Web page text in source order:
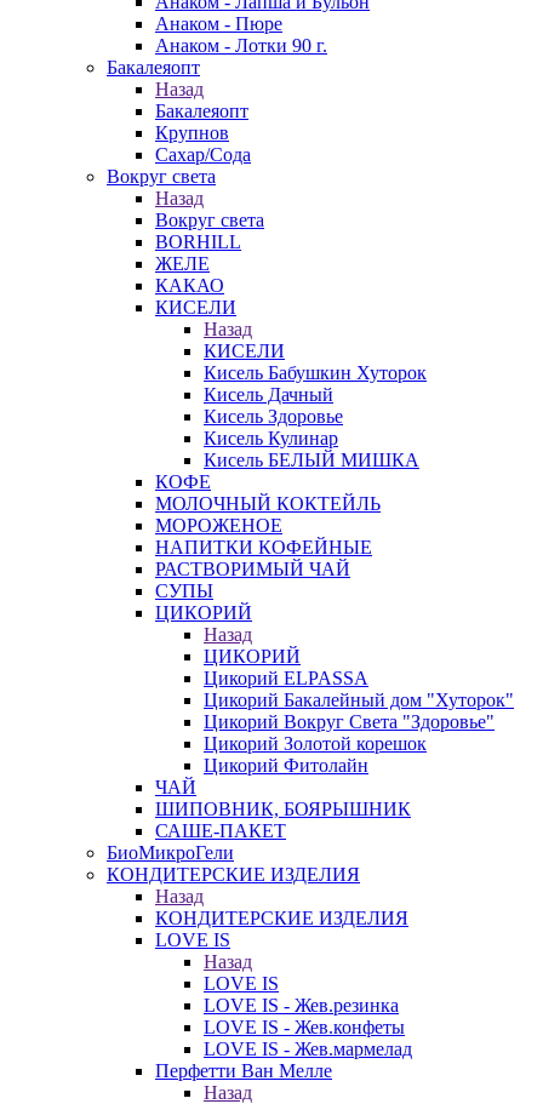
Анаком - Пюре
Анаком - Лотки 90 г.
Бакалеяопт
Назад
Бакалеяопт
Крупнов
Сахар/Сода
Вокруг света
Назад
Вокруг света
BORHILL
ЖЕЛЕ
КАКАО
КИСЕЛИ
Назад
КИСЕЛИ
Кисель Бабушкин Хуторок
Кисель Дачный
Кисель Здоровье
Кисель Кулинар
Кисель БЕЛЫЙ МИШКА
КОФЕ
МОЛОЧНЫЙ КОКТЕЙЛЬ
МОРОЖЕНОЕ
НАПИТКИ КОФЕЙНЫЕ
РАСТВОРИМЫЙ ЧАЙ
СУПЫ
ЦИКОРИЙ
Назад
ЦИКОРИЙ
Цикорий ELPASSA
Цикорий Бакалейный дом "Хуторок"
Цикорий Вокруг Света "Здоровье"
Цикорий Золотой корешок
Цикорий Фитолайн
ЧАЙ
ШИПОВНИК, БОЯРЫШНИК
САШЕ-ПАКЕТ
БиоМикроГели
КОНДИТЕРСКИЕ ИЗДЕЛИЯ
Назад
КОНДИТЕРСКИЕ ИЗДЕЛИЯ
LOVE IS
Назад
LOVE IS
LOVE IS - Жев.резинка
LOVE IS - Жев.конфеты
LOVE IS - Жев.мармелад
Перфетти Ван Мелле
Назад